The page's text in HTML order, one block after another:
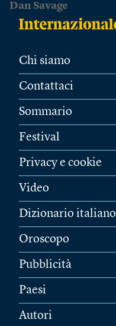
Dan Savage
Chi siamo
Contattaci
Sommario
Festival
Privacy e cookie
Video
Dizionario italiano
Oroscopo
Pubblicità
Paesi
Autori